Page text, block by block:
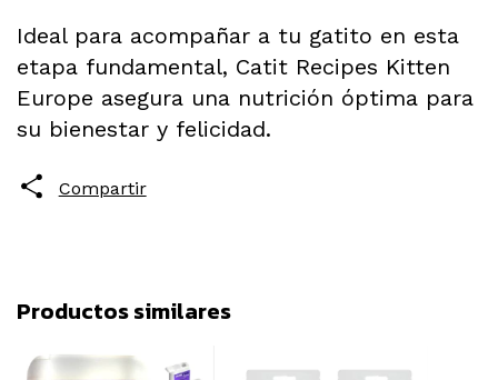
Ideal para acompañar a tu gatito en esta
etapa fundamental, Catit Recipes Kitten
Europe asegura una nutrición óptima para
su bienestar y felicidad.
Compartir
Productos similares